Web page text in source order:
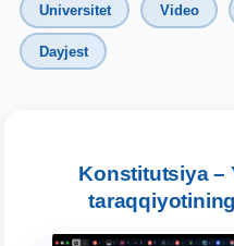
Universitet Video
Dayjest
Konstitutsiya –
TDYU qabul
Onlayn
Qabul bo'yicha